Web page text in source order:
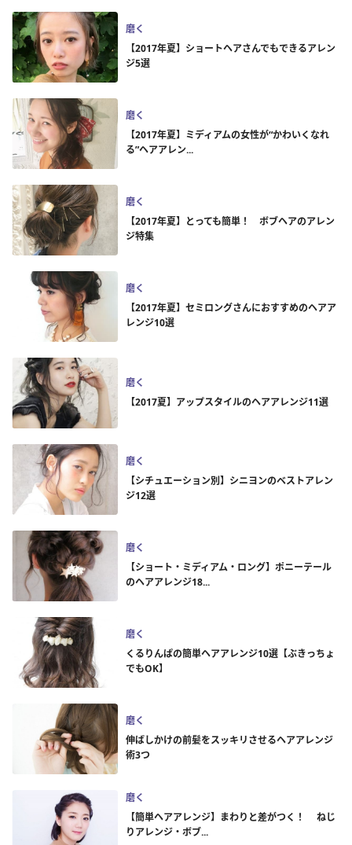
磨く
【2017年夏】ショートヘアさんでもできるアレン
ジ5選
磨く
【2017年夏】ミディアムの女性が“かわいくなれ
る”ヘアアレン...
磨く
【2017年夏】とっても簡単！ ボブヘアのアレン
ジ特集
磨く
【2017年夏】セミロングさんにおすすめのヘアア
レンジ10選
磨く
【2017夏】アップスタイルのヘアアレンジ11選
磨く
【シチュエーション別】シニヨンのベストアレン
ジ12選
磨く
【ショート・ミディアム・ロング】ポニーテール
のヘアアレンジ18...
磨く
くるりんぱの簡単ヘアアレンジ10選【ぶきっちょ
でもOK】
磨く
伸ばしかけの前髪をスッキリさせるヘアアレンジ
術3つ
磨く
【簡単ヘアアレンジ】まわりと差がつく！ ねじ
りアレンジ・ボブ...